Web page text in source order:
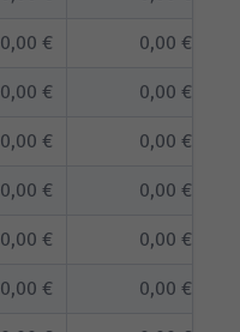
0,00 € 0,00 €
0,00 € 0,00 €
0,00 € 0,00 €
0,00 € 0,00 €
0,00 € 0,00 €
0,00 € 0,00 €